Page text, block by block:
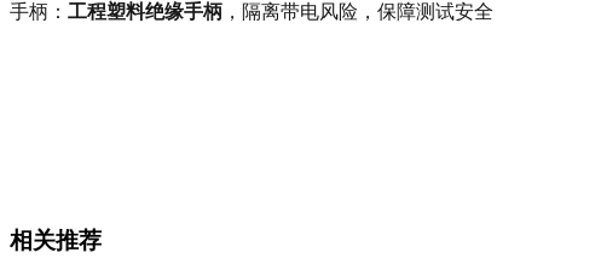
手柄： 工程塑料绝缘手柄 ，隔离带电风险，保障测试安全
相关推荐